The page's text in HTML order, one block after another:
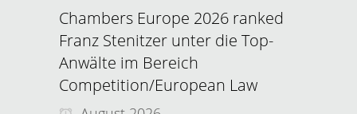
Chambers Europe 2026 ranked
Franz Stenitzer unter die Top-
Anwälte im Bereich
Competition/European Law